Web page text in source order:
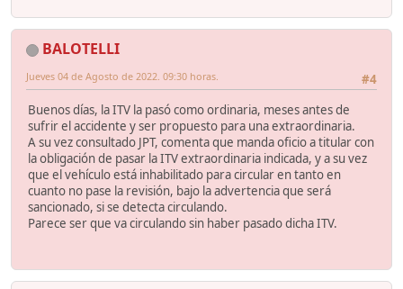
BALOTELLI
#4
Jueves 04 de Agosto de 2022. 09:30 horas.
Buenos días, la ITV la pasó como ordinaria, meses antes de
sufrir el accidente y ser propuesto para una extraordinaria.
A su vez consultado JPT, comenta que manda oficio a titular con
la obligación de pasar la ITV extraordinaria indicada, y a su vez
que el vehículo está inhabilitado para circular en tanto en
cuanto no pase la revisión, bajo la advertencia que será
sancionado, si se detecta circulando.
Parece ser que va circulando sin haber pasado dicha ITV.